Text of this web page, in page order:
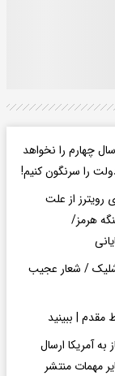
چهارم را نخواهد
رویترز از علت
هرمز/
/ شعار عجیب
مقدم | ببینید
آمریکا ارسال
مهمات منتشر